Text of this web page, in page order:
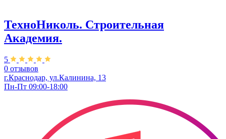
ТехноНиколь. Строительная
Академия.
5
0 отзывов
г.Краснодар, ул.Калинина, 13
Пн-Пт 09:00-18:00